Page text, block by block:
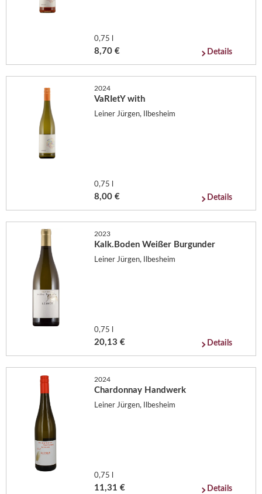
0,75 l
8,70 € Details
2024
VaRIetY with
Leiner Jürgen, Ilbesheim
0,75 l
8,00 € Details
2023
Kalk.Boden Weißer Burgunder
Leiner Jürgen, Ilbesheim
0,75 l
20,13 € Details
2024
Chardonnay Handwerk
Leiner Jürgen, Ilbesheim
0,75 l
11,31 € Details